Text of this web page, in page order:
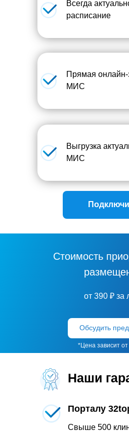
Прямая онлайн-
МИС
Выгрузка
МИС
Всегда
расписание
Стоимость
от 390 ₽ за
Обсудить
*Цена зависит от
Порталу
Свыше 500
Наши